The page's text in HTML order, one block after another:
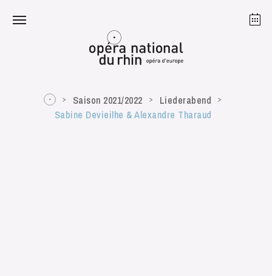
Straßburg
Saison 2021/2022
Liederabend
Sabine Devieilhe & Alexandre Tharaud